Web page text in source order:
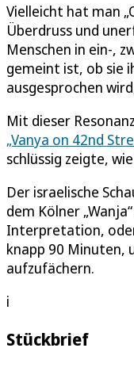
Vielleicht hat man
Überdruss und
Menschen in ein-,
gemeint ist, ob sie
ausgesprochen
Mit dieser
„Vanya on 42nd
schlüssig zeigte,
Der israelische
dem Kölner
Interpretation,
knapp 90 Minuten,
aufzufächern.
i
Stückbrief